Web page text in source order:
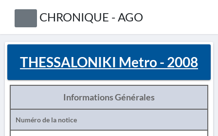
CHRONIQUE - AGO
THESSALONIKI Metro - 2008
Informations Générales
Numéro de la notice